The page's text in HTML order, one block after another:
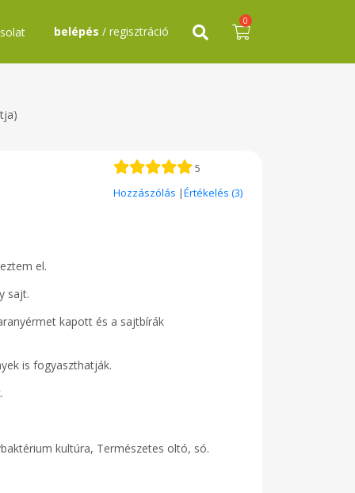
belépés / regisztráció
0
5
Hozzászólás |Értékelés (3)
el.
sajt.
kapott és a sajtbírák
is fogyaszthatják.
kultúra, Természetes oltó, só.